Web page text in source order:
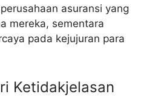
asuransi yang
mereka, sementara
pada kejujuran para
Ketidakjelasan